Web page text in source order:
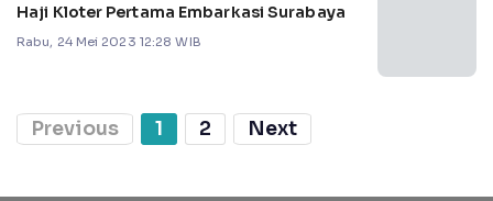
Haji Kloter Pertama Embarkasi Surabaya
Rabu, 24 Mei 2023 12:28 WIB
Previous 1 2 Next